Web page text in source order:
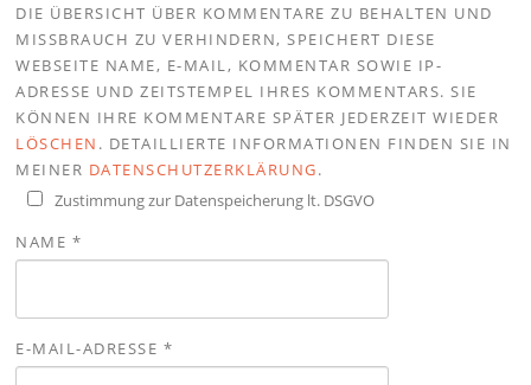
DIE ÜBERSICHT ÜBER KOMMENTARE ZU BEHALTEN UND
MISSBRAUCH ZU VERHINDERN, SPEICHERT DIESE
WEBSEITE NAME, E-MAIL, KOMMENTAR SOWIE IP-
ADRESSE UND ZEITSTEMPEL IHRES KOMMENTARS. SIE
KÖNNEN IHRE KOMMENTARE SPÄTER JEDERZEIT WIEDER
LÖSCHEN . DETAILLIERTE INFORMATIONEN FINDEN SIE IN
MEINER DATENSCHUTZERKLÄRUNG.
Zustimmung zur Datenspeicherung lt. DSGVO
NAME *
E-MAIL-ADRESSE *